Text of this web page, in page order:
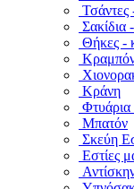
Τσάντες
Σακίδια
Θήκες -
Κράνη
Μπατόν
Σκεύη
Εστίες